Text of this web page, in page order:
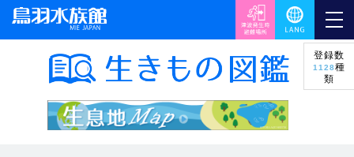
登録数
1128種
類